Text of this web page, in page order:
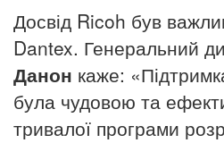
Досвід Ricoh був
Dantex. Генеральний
Данон каже:
була чудовою та
тривалої програми